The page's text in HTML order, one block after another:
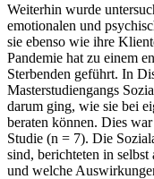
Weiterhin wurde
emotionalen und
sie ebenso wie ihre
Pandemie hat zu einem
Sterbenden geführt. In
Masterstudiengangs
darum ging, wie sie bei
beraten können. Dies
Studie (n = 7). Die
sind, berichteten in
und welche